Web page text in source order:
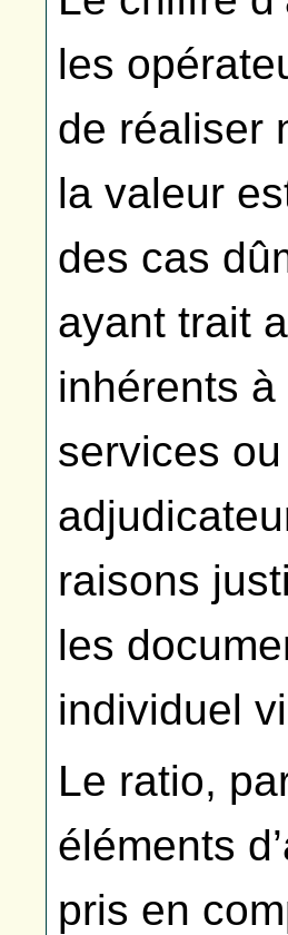
les
de réaliser
la valeur
des cas
ayant trait
inhérents
services
raisons
les
individuel
Le ratio,
éléments
pris en